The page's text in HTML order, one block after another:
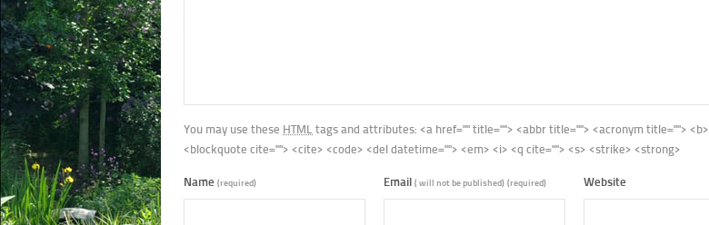
You may use these HTML tags and attributes: <a href="" title=""> <abbr title=""> <acronym title=""> <b>
<blockquote cite=""> <cite> <code> <del datetime=""> <em> <i> <q cite=""> <s> <strike> <strong>
Name (required) Email ( will not be published) (required) Website